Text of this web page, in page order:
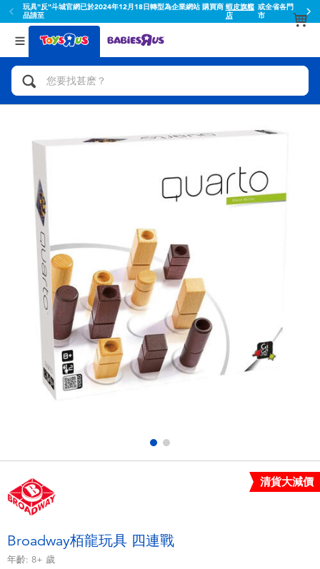
玩具"反"斗城官網已於2024年12月18日轉型為企業網站 購買商
品請至
蝦皮旗艦
店
或全省各門
市
返回
分類目錄
人氣英雄,角色扮演,射擊玩具
玩具車,貨車,火車及遙控系列
手工藝,文具,蠟筆,泥膠,畫板
娃娃, 芭比,收藏公仔
電子玩具
遊戲及拼圖系列
派對用品
返回
品牌
Toy Story玩具總動員
Miniso名創優品
playpop
LEGO樂高
Barbie芭比
NERF熱火 清貨大減價
Broadway栢龍玩具 四連戰
年齡: 8+ 歲